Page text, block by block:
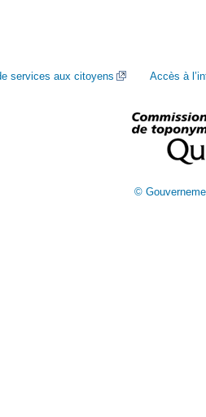
services aux citoyens Accès à
©